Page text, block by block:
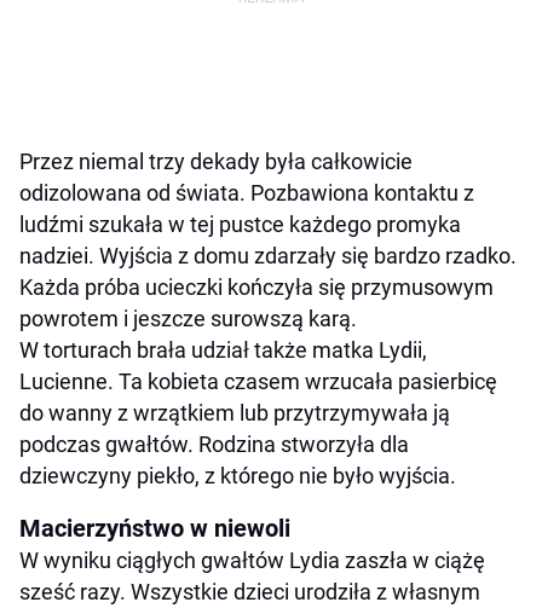
Przez niemal trzy dekady była całkowicie
odizolowana od świata. Pozbawiona kontaktu z
ludźmi szukała w tej pustce każdego promyka
nadziei. Wyjścia z domu zdarzały się bardzo rzadko.
Każda próba ucieczki kończyła się przymusowym
powrotem i jeszcze surowszą karą.
W torturach brała udział także matka Lydii,
Lucienne. Ta kobieta czasem wrzucała pasierbicę
do wanny z wrzątkiem lub przytrzymywała ją
podczas gwałtów. Rodzina stworzyła dla
dziewczyny piekło, z którego nie było wyjścia.
Macierzyństwo w niewoli
W wyniku ciągłych gwałtów Lydia zaszła w ciążę
sześć razy. Wszystkie dzieci urodziła z własnym